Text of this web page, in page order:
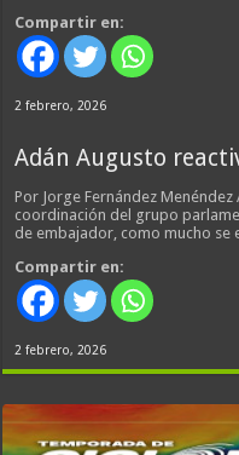
Compartir en:
2 febrero, 2026
Adán Augusto
Por Jorge Fernández
coordinación del grupo
de embajador, como mucho se
Compartir en:
2 febrero, 2026